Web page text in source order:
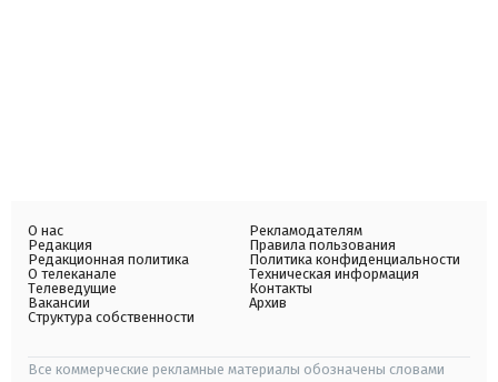
О нас
Редакция
Редакционная политика
О телеканале
Телеведущие
Вакансии
Структура собственности
Рекламодателям
Правила пользования
Политика конфиденциальности
Техническая информация
Контакты
Архив
Все коммерческие рекламные материалы обозначены словами